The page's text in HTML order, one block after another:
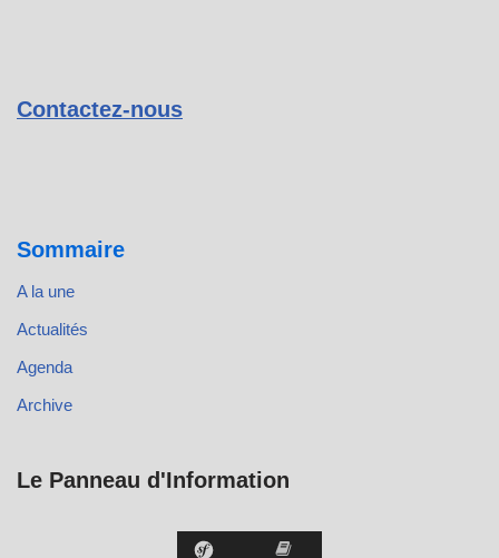
Contactez-nous
Sommaire
A la une
Actualités
Agenda
Archive
Le Panneau d'Information